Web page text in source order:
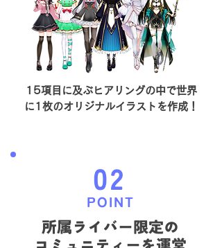
15項目に及ぶヒアリングの中で世界
に 1枚のオリジナルイラストを作成！
POINT
02
所属ライバー限定の